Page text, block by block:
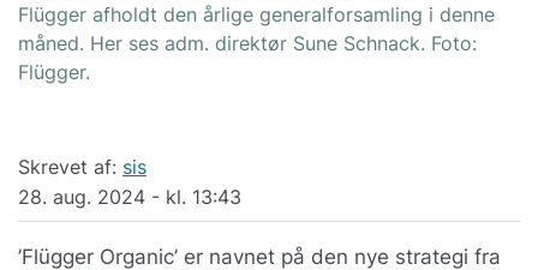
Flügger afholdt den årlige generalforsamling i denne
måned. Her ses adm. direktør Sune Schnack. Foto:
Flügger.
Skrevet af: sis
28. aug. 2024 - kl. 13:43
’Flügger Organic’ er navnet på den nye strategi fra